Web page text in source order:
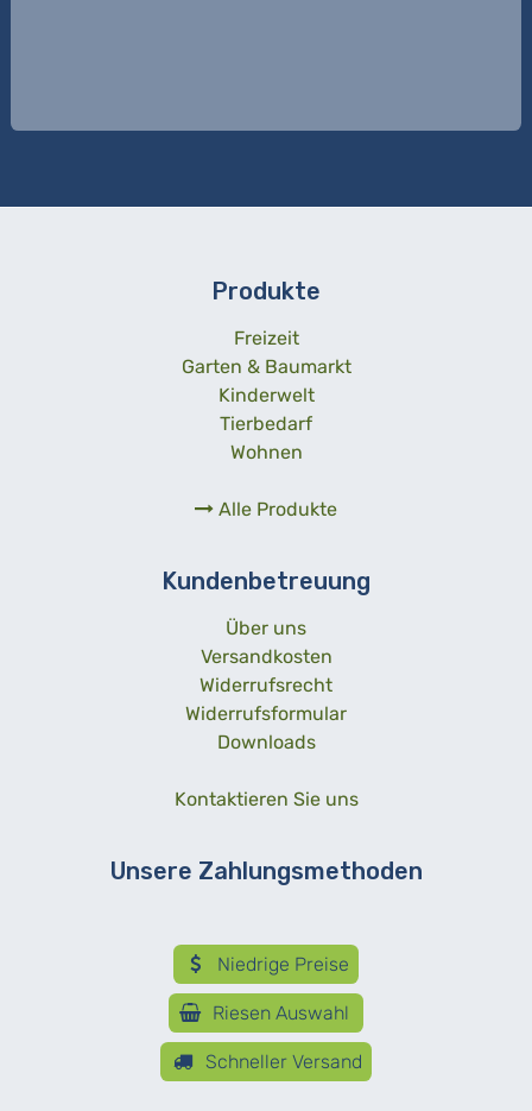
Produkte
Freizeit
Garten & Baumarkt
Kinderwelt
Tierbedarf
Wohnen
Alle Produkte
Kundenbetreuung
Über uns
Versandkosten
Widerrufsrecht
Widerrufsformular
Downloads
Kontaktieren Sie uns
Unsere Zahlungsmethoden
Niedrige Preise
Riesen Auswahl
Schneller Versand